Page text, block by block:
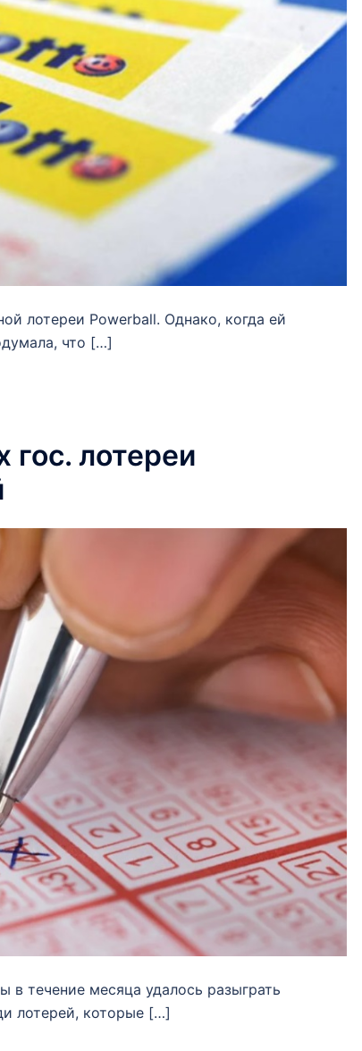
лотереи Powerball. Однако, когда ей
что […]
гос. лотереи
течение месяца удалось разыграть
лотерей, которые […]